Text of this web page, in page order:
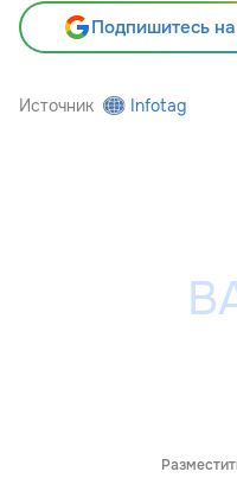
Подпишитесь
Источник Infotag